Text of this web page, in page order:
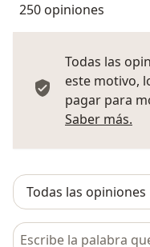
250 opiniones
Todas las
este motivo,
pagar para
Saber más.
Busca en opiniones